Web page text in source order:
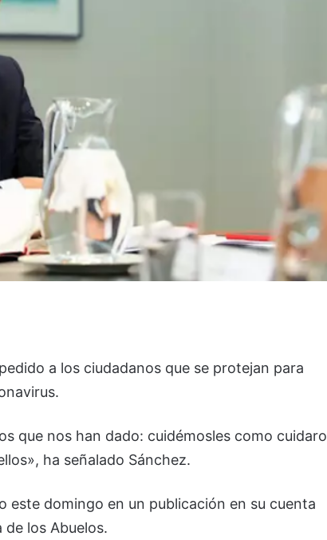
a los ciudadanos que se protejan para
que nos han dado: cuidémosles como
ha señalado Sánchez.
este domingo en un publicación en su cuenta
los Abuelos.